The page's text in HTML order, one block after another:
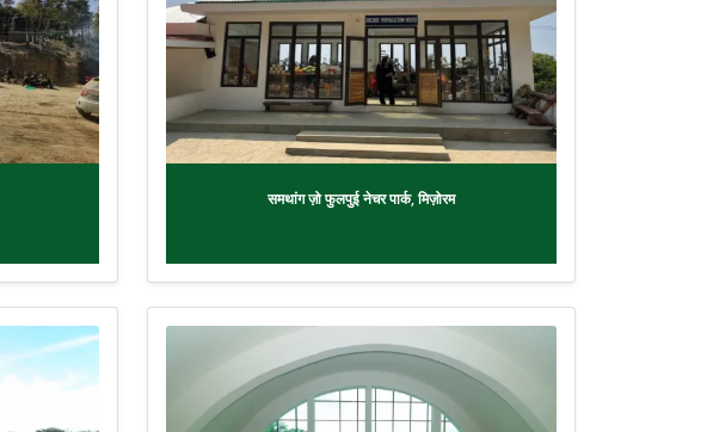
समथांग ज़ो फुलपुई नेचर पार्क, मिज़ोरम